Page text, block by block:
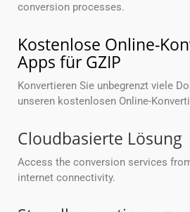
conversion processes.
Kostenlose Online-
Apps für GZIP
Konvertieren Sie unbegrenzt viele
unseren kostenlosen Online-
Cloudbasierte Lösung
Access the conversion services
internet connectivity.